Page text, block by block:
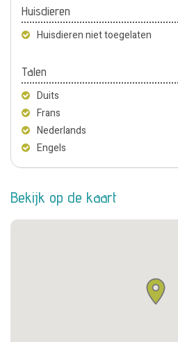
Huisdieren
Huisdieren niet toegelaten
Talen
Duits
Frans
Nederlands
Engels
Bekijk op de kaart